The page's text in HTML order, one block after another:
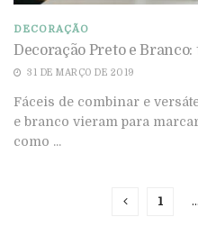
DECORAÇÃO
Decoração Preto e
31 DE MARÇO DE 2019
Fáceis de combinar e
e branco vieram para
como ...
1 …